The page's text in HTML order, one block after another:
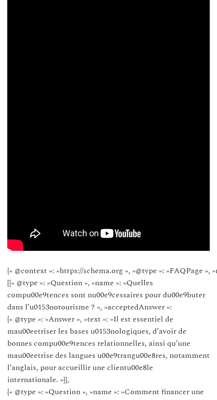
{« @context »: »https://schema.org », »@type »: »FAQPage »,
[{« @type »: »Question », »name »: »Quelles
compu00e9tences sont nu00e9cessaires pour du00e9buter
dans l’u0153notourisme ? », »acceptedAnswer »:
{« @type »: »Answer », »text »: »Il est essentiel de
mau00eetriser les bases u0153nologiques, d’avoir de
bonnes compu00e9tences relationnelles, ainsi qu’une
mau00eetrise des langues u00e9trangu00e8res, notamment
l’anglais, pour accueillir une clientu00e8le
internationale. »}},
{« @type »: »Question », »name »: »Comment financer une